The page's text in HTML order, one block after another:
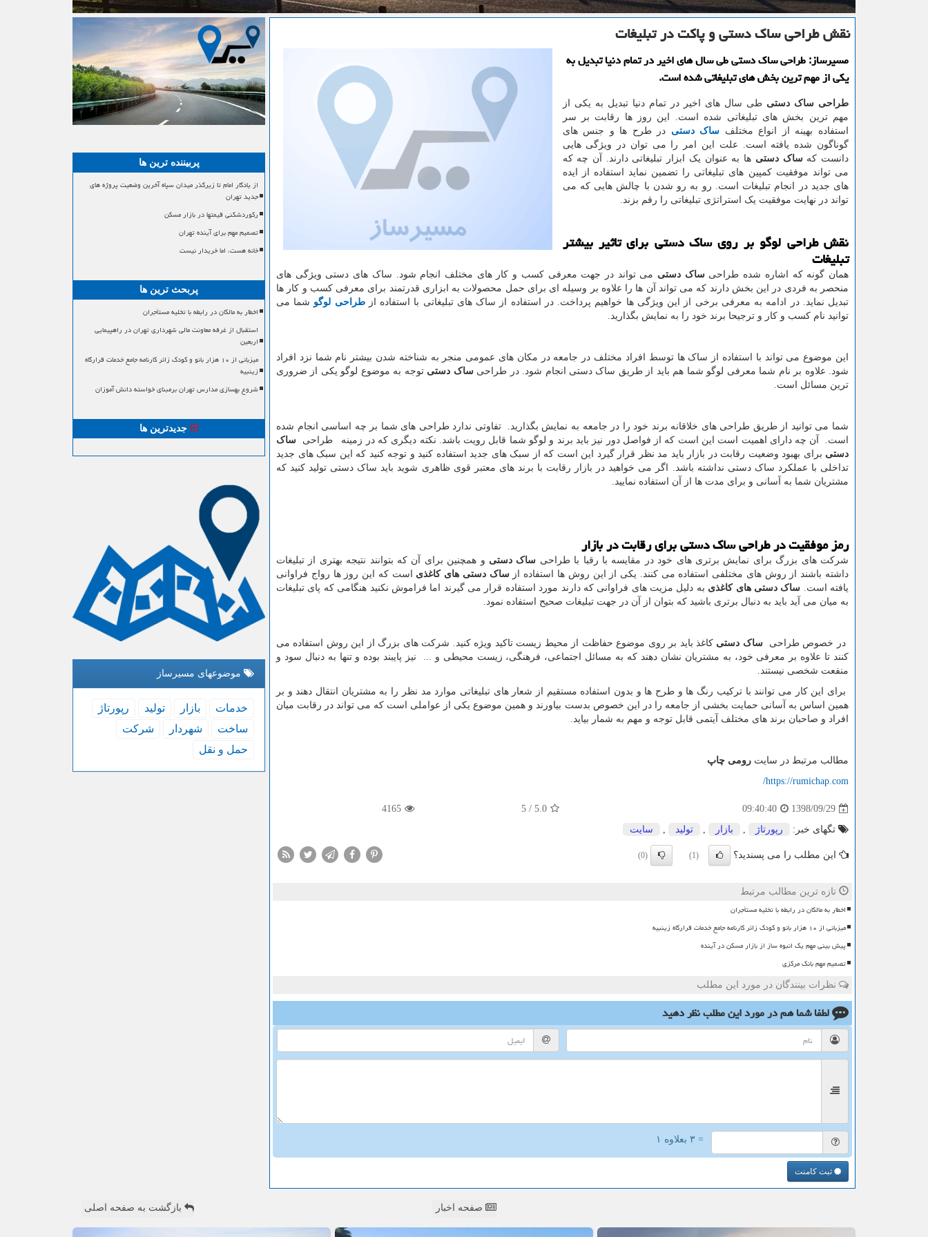
نقش طراحی ساك دستی و پاكت در تبلیغات
مسیرساز: طراحی ساك دستی طی سال های اخیر در تمام دنیا تبدیل به
یكی از مهم ترین بخش های تبلیغاتی شده است.
طراحی ساک دستی طی سال های اخیر در تمام دنیا تبدیل به یکی از
مهم ترین بخش های تبلیغاتی شده است. این روز ها رقابت بر سر
استفاده بهینه از انواع مختلف ساک دستی در طرح ها و جنس های
گوناگون شده یافته است. علت این امر را می توان در ویژگی هایی
دانست کهساک دستی ها به عنوان یک ابزار تبلیغاتی دارند. آن چه که
می تواند موفقیت کمپین های تبلیغاتی را تضمین نماید استفاده از ایده
های جدید در انجام تبلیغات است. رو به رو شدن با چالش هایی که می
تواند در نهایت موفقیت یک استراتژی تبلیغاتی را رقم بزند.
نقش طراحی لوگو بر روی ساک دستی برای تاثیر بیشتر
تبلیغات
همان گونه که اشاره شده طراحی ساک دستی می تواند در جهت معرفی کسب و کار های مختلف انجام شود. ساک های دستی ویژگی های
منحصر به فردی در این بخش دارند که می تواند آن ها را علاوه بر وسیله ای برای حمل محصولات به ابزاری قدرتمند برای معرفی کسب و کار ها
تبدیل نماید. در ادامه به معرفی برخی از این ویژگی ها خواهیم پرداخت. در استفاده از ساک های تبلیغاتی با استفاده ازطراحی لوگو شما می
توانید نام کسب و کار و ترجیحا برند خود را به نمایش بگذارید.
این موضوع می تواند با استفاده از ساک ها توسط افراد مختلف در جامعه در مکان های عمومی منجر به شناخته شدن بیشتر نام شما نزد افراد
شود. علاوه بر نام شما معرفی لوگو شما هم باید از طریق ساک دستی انجام شود. در طراحی ساک دستی توجه به موضوع لوگو یکی از ضروری
ترین مسائل است.
شما می توانید از طریق طراحی های خلاقانه برند خود را در جامعه به نمایش بگذارید. تفاوتی ندارد طراحی های شما بر چه اساسی انجام شده
است. آن چه دارای اهمیت است این است که از فواصل دور نیز باید برند و لوگو شما قابل رویت باشد. نکته دیگری که در زمینه طراحی
ساک
دستی برای بهبود وضعیت رقابت در بازار باید مد نظر قرار گیرد این است که از سبک های جدید استفاده کنید و توجه کنید که این سبک های جدید
تداخلی با عملکرد ساک دستی نداشته باشد. اگر می خواهید در بازار رقابت با برند های معتبر قوی ظاهری شوید باید ساک دستی تولید کنید که
مشتریان شما به آسانی و برای مدت ها از آن استفاده نمایید.
رمز موفقیت در طراحی ساک دستی برای رقابت در بازار
شرکت های بزرگ برای نمایش برتری های خود در مقایسه با رقبا با طراحی ساک دستی و همچنین برای آن که بتوانند نتیجه بهتری از تبلیغات
داشته باشند از روش های مختلفی استفاده می کنند. یکی از این روش ها استفاده ازساک دستی های کاغذی است که این روز ها رواج فراوانی
یافته است. ساک دستی های کاغذی به دلیل مزیت های فراوانی که دارند مورد استفاده قرار می گیرند اما فراموش نکنید هنگامی که پای تبلیغات
به میان می آید باید به دنبال برتری باشید که بتوان از آن در جهت تبلیغات صحیح استفاده نمود.
در خصوص طراحی ساک دستی کاغذ باید بر روی موضوع حفاظت از محیط زیست تاکید ویژه کنید. شرکت های بزرگ از این روش استفاده می
کنند تا علاوه بر معرفی خود، به مشتریان نشان دهند که به مسائل اجتماعی، فرهنگی، زیست محیطی و ... نیز پایبند بوده و تنها به دنبال سود و
منفعت شخصی نیستند.
برای این کار می توانند با ترکیب رنگ ها و طرح ها و بدون استفاده مستقیم از شعار های تبلیغاتی موارد مد نظر را به مشتریان انتقال دهند و بر
همین اساس به آسانی حمایت بخشی از جامعه را در این خصوص بدست بیاورند و همین موضوع یکی از عواملی است که می تواند در رقابت میان
افراد و صاحبان برند های مختلف آیتمی قابل توجه و مهم به شمار بیاید.
مطالب مرتبط در سایت رومی چاپ
https://rumichap.com/
1398/09/29
09:40:40
5.0
/
5
4165
تگهای خبر: رپورتاژ , بازار , تولید , سایت
این مطلب را می پسندید؟ (1)
(0)
تازه ترین مطالب مرتبط
اخطار به مالکان در رابطه با تخلیه مستأجران
میزبانی از ۱۰ هزار بانو و کودک زائر کارنامه جامع خدمات قرارگاه زینبیه
پیش بینی مهم یک انبوه ساز از بازار مسکن در آینده
تصمیم مهم بانک مرکزی
نظرات بینندگان در مورد این مطلب
لطفا شما همدر مورد این مطلبنظر دهید
= ۳ بعلاوه ۱
ثبت کامنت
پربیننده ترین ها
از یادگار امام تا زیرگذر میدان سپاه آخرین وضعیت پروژه های
جدید تهران
رکوردشکنی قیمتها در بازار مسکن
تصمیم مهم برای آینده تهران
خانه هست، اما خریدار نیست
پربحث ترین ها
اخطار به مالکان در رابطه با تخلیه مستأجران
استقبال از غرفه معاونت مالی شهرداری تهران در راهپیمایی
اربعین
میزبانی از ۱۰ هزار بانو و کودک زائر کارنامه جامع خدمات قرارگاه
زینبیه
شروع بهسازی مدارس تهران برمبنای خواسته دانش آموزان
جدیدترین ها
موضوعهای مسیرساز
خدمات بازار تولید
رپورتاژ
ساخت
شهردار
شركت
حمل و نقل
صفحه اخبار بازگشت به صفحه اصلی